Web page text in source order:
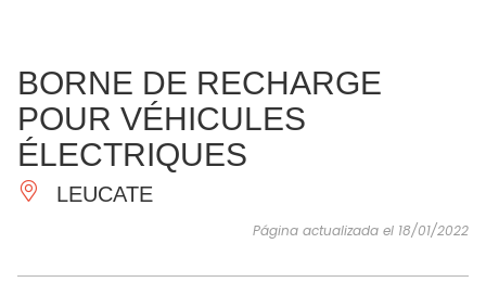
IMPRESCINDIBLES
HACER
INSPIRACIONES
BORNE DE RECHARGE
POUR VÉHICULES
ÉLECTRIQUES
LEUCATE
Página actualizada el 18/01/2022